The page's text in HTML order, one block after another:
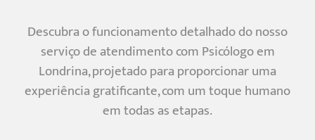
Descubra o funcionamento detalhado do nosso
serviço de atendimento com Psicólogo em
Londrina, projetado para proporcionar uma
experiência gratificante, com um toque humano
em todas as etapas.